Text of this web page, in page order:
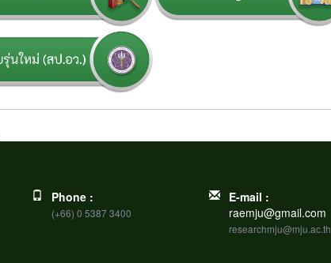
Phone :
(+66) 0 5387 3400
E-mail :
raemju@gmail.com
researchmju@mju.ac.th